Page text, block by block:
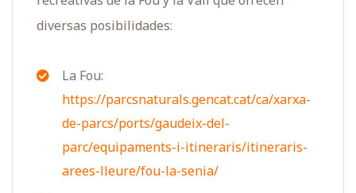
diversas posibilidades:
La Fou:
https://parcsnaturals.gencat.cat/ca/xarxa-
de-parcs/ports/gaudeix-del-
parc/equipaments-i-itineraris/itineraris-
arees-lleure/fou-la-senia/